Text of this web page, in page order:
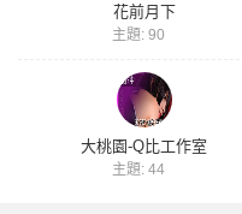
花前月下
主題: 90
大桃園-Q比工作室
主題: 44